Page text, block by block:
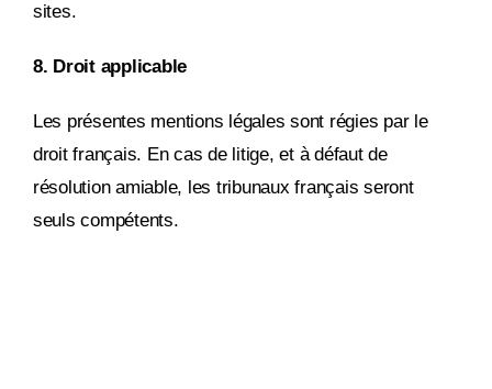
sites.
8. Droit applicable
Les présentes mentions légales sont régies par le
droit français. En cas de litige, et à défaut de
résolution amiable, les tribunaux français seront
seuls compétents.